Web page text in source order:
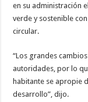
en su administración
verde y sostenible
circular.
“Los grandes
autoridades, por lo
habitante se apropie
desarrollo”, dijo.